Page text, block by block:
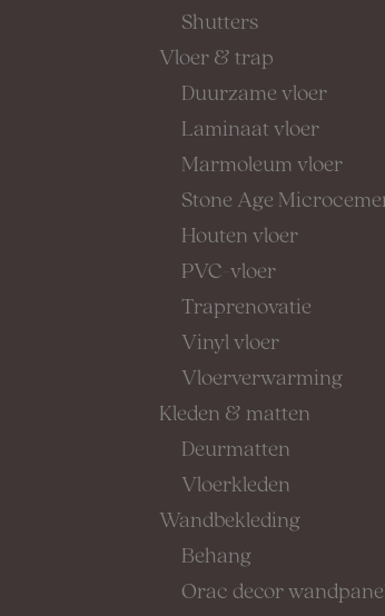
Shutters
Vloer & trap
Duurzame vloer
Laminaat vloer
Marmoleum vloer
Stone Age
Houten vloer
PVC-vloer
Traprenovatie
Vinyl vloer
Vloerverwarming
Kleden & matten
Deurmatten
Vloerkleden
Wandbekleding
Behang
Orac decor